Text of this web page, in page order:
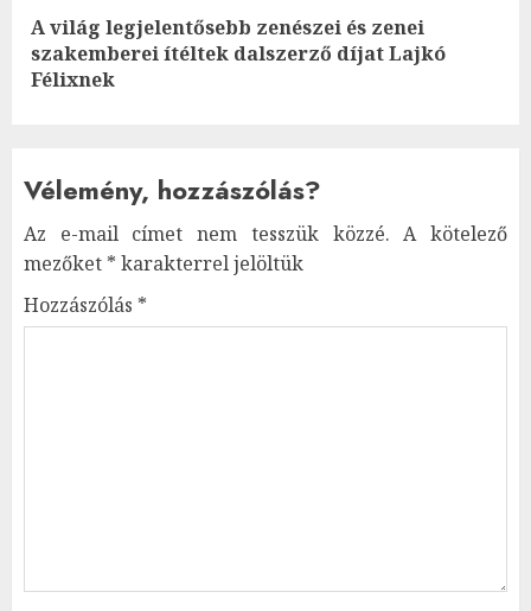
Next
post:
A világ legjelentősebb zenészei és zenei
szakemberei ítéltek dalszerző díjat Lajkó
Félixnek
Vélemény, hozzászólás?
Az e-mail címet nem tesszük közzé. A kötelező
mezőket * karakterrel jelöltük
Hozzászólás *